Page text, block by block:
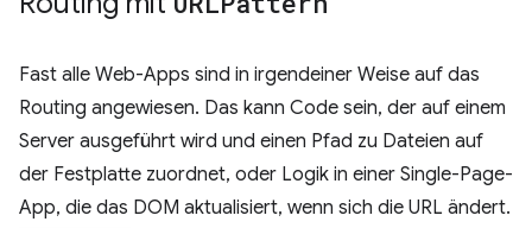
Fast alle Web-Apps sind in irgendeiner Weise auf das
Routing angewiesen. Das kann Code sein, der auf einem
Server ausgeführt wird und einen Pfad zu Dateien auf
der Festplatte zuordnet, oder Logik in einer Single-Page-
App, die das DOM aktualisiert, wenn sich die URL ändert.